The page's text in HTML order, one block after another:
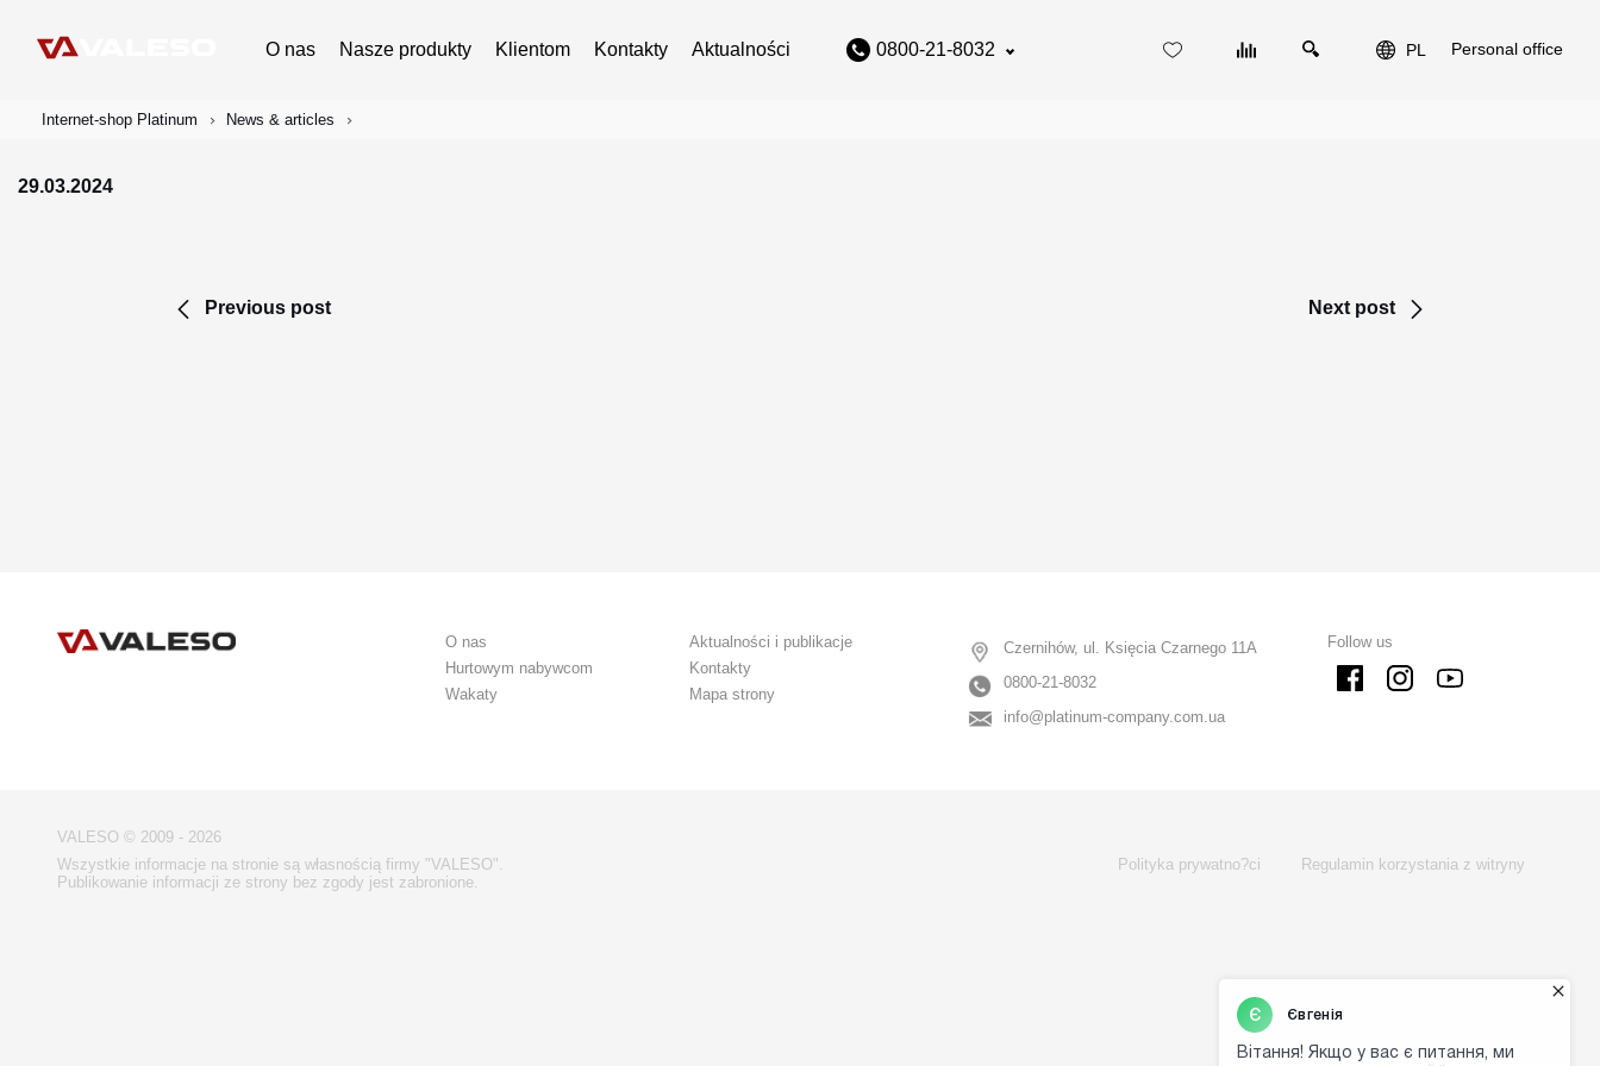
O nas Nasze produkty Klientom Kontakty Aktualności 0800-21-8032 PL Personal office
Internet-shop Platinum News & articles
29.03.2024
Previous post Next post
O nas
Hurtowym nabywcom
Wakaty
Aktualności i publikacje
Kontakty
Mapa strony
Czernihów, ul. Księcia Czarnego 11A
0800-21-8032
info@platinum-company.com.ua
Follow us
VALESO © 2009 - 2026
Wszystkie informacje na stronie są własnością firmy "VALESO".
Publikowanie informacji ze strony bez zgody jest zabronione.
Polityka prywatno?ci Regulamin korzystania z witryny